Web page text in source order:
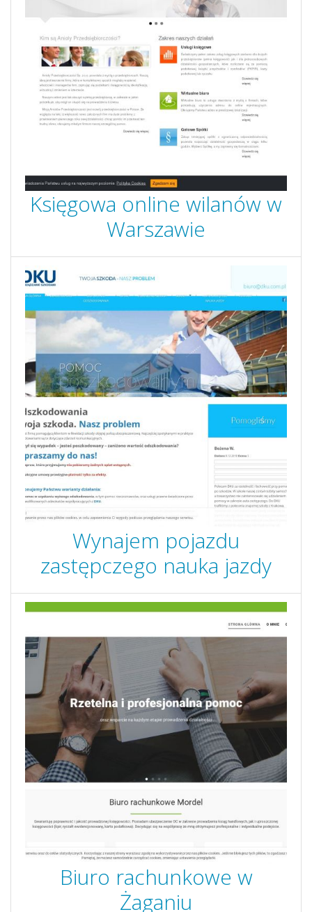
Księgowa online wilanów w
Warszawie
Wynajem pojazdu
zastępczego nauka jazdy
Biuro rachunkowe w
Żaganiu